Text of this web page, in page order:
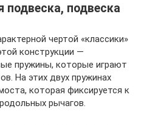
подвеска, подвеска
чертой «классики»
конструкции —
пружины, которые играют
На этих двух пружинах
которая фиксируется к
рычагов.